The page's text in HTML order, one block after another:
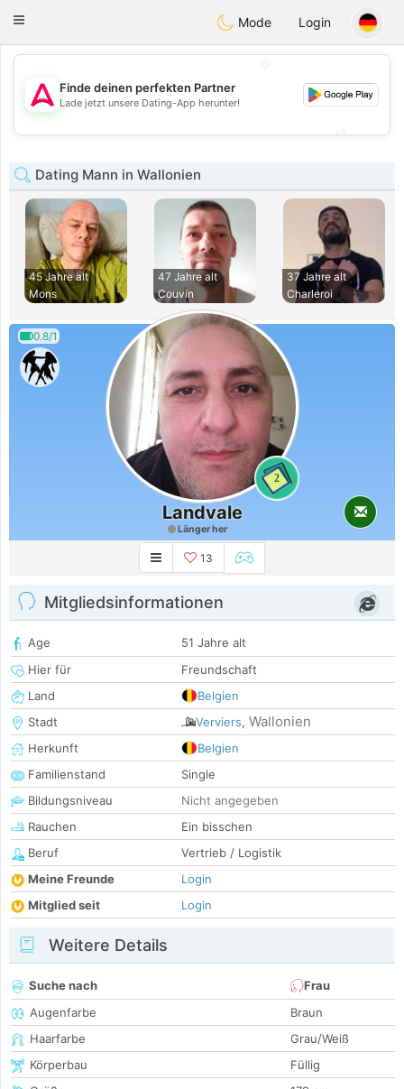
Tantôt
Toggle
Mode Login
💖
Finde deinen perfekten Partner
Lade jetzt unsere Dating-App herunter!
Dating Mann in Wallonien
45 Jahre alt
Mons
47 Jahre alt
Couvin
37 Jahre alt
Charleroi
0.8/1
2
Landvale
Länger her
13
Mitgliedsinformationen
Age
51 Jahre alt
Hier für
Freundschaft
Land
Belgien
Stadt
Verviers, Wallonien
Herkunft
Belgien
Familienstand
Single
Bildungsniveau
Nicht angegeben
Rauchen
Ein bisschen
Beruf
Vertrieb / Logistik
Meine Freunde
Login
Mitglied seit
Login
Weitere Details
Suche nach
Frau
Augenfarbe
Braun
Haarfarbe
Grau/Weiß
Körperbau
Füllig